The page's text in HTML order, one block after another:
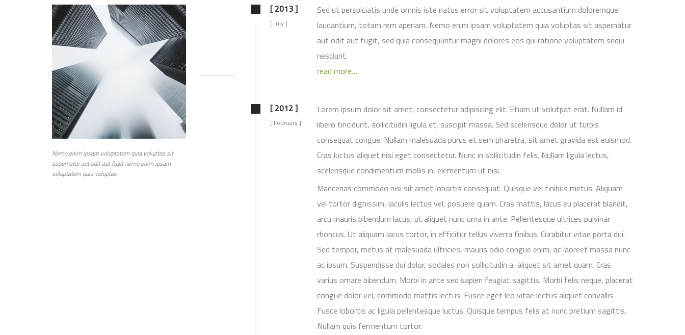
Nemo enim ipsam voluptatem quia voluptas sit
aspernatur aut odit aut fugit nemo enim ipsam
voluptatem quia voluptas
[ 2013 ]
[ July ]
Sed ut perspiciatis unde omnis iste natus error sit voluptatem accusantium doloremque
laudantium, totam rem aperiam. Nemo enim ipsam voluptatem quia voluptas sit aspernatur
aut odit aut fugit, sed quia consequuntur magni dolores eos qui ratione voluptatem sequi
nesciunt.
read more…
[ 2012 ]
[ February ]
Lorem ipsum dolor sit amet, consectetur adipiscing elit. Etiam ut volutpat erat. Nullam id
libero tincidunt, sollicitudin ligula et, suscipit massa. Sed scelerisque dolor ut turpis
consequat congue. Nullam malesuada purus et sem pharetra, sit amet gravida est euismod.
Cras luctus aliquet nisi eget consectetur. Nunc in sollicitudin felis. Nullam ligula lectus,
scelerisque condimentum mollis in, elementum ut nisi.
Maecenas commodo nisi sit amet lobortis consequat. Quisque vel finibus metus. Aliquam
vel tortor dignissim, iaculis lectus vel, posuere quam. Cras mattis, lacus eu placerat blandit,
arcu mauris bibendum lacus, ut aliquet nunc urna in ante. Pellentesque ultrices pulvinar
rhoncus. Ut aliquam lacus tortor, in efficitur tellus viverra finibus. Curabitur vitae porta dui.
Sed tempor, metus at malesuada ultricies, mauris odio congue enim, ac laoreet massa nunc
ac ipsum. Suspendisse dui dolor, sodales non sollicitudin a, aliquet sit amet quam. Cras
varius ornare bibendum. Morbi in ante sed sapien feugiat sagittis. Morbi felis neque, placerat
congue dolor vel, commodo mattis lectus. Fusce eget leo vitae lectus aliquet convallis.
Fusce lobortis ac ligula pellentesque luctus. Quisque tempus felis at nunc pretium sagittis.
Nullam quis fermentum tortor.